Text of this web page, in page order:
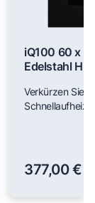
iQ100 60 x
Edelstahl
Verkürzen Sie
377,00 €